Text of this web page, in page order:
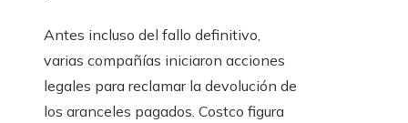
Antes incluso del fallo definitivo,
varias compañías iniciaron acciones
legales para reclamar la devolución de
los aranceles pagados. Costco figura